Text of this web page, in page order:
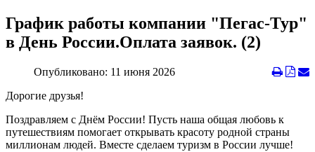
График работы компании "Пегас-Тур"
в День России.Оплата заявок. (2)
Опубликовано: 11 июня 2026
Дорогие друзья!
Поздравляем с Днём России! Пусть наша общая любовь к
путешествиям помогает открывать красоту родной страны
миллионам людей. Вместе сделаем туризм в России лучше!